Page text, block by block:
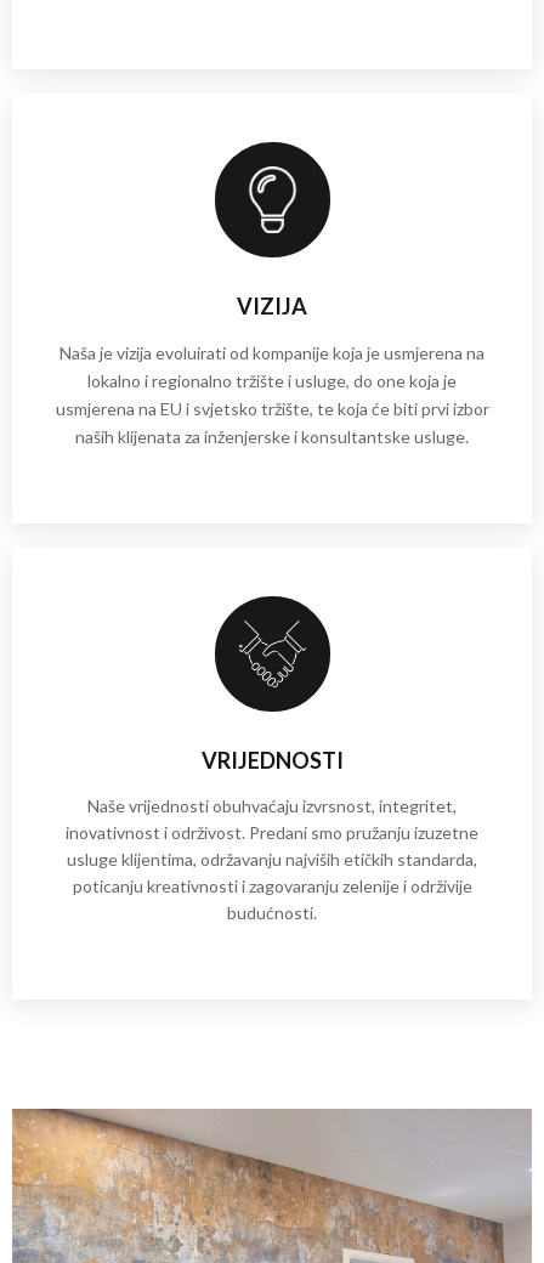
VIZIJA
Naša je vizija evoluirati od kompanije koja je usmjerena na
lokalno i regionalno tržište i usluge, do one koja je
usmjerena na EU i svjetsko tržište, te koja će biti prvi izbor
naših klijenata za inženjerske i konsultantske usluge.
VRIJEDNOSTI
Naše vrijednosti obuhvaćaju izvrsnost, integritet,
inovativnost i održivost. Predani smo pružanju izuzetne
usluge klijentima, održavanju najviših etičkih standarda,
poticanju kreativnosti i zagovaranju zelenije i održivije
budućnosti.